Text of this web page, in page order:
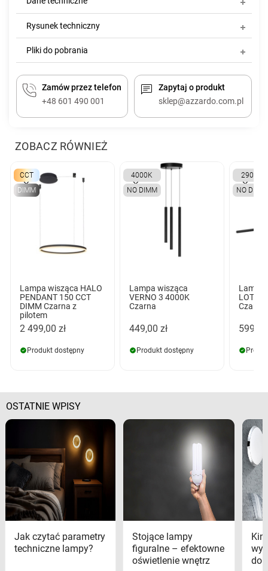
Rysunek techniczny
Pliki do pobrania
Zamów przez telefon
+48 601 490 001
Zapytaj o produkt
sklep@azzardo.com.pl
ZOBACZ RÓWNIEŻ
CCT
DIMM
Lampa wisząca HALO
PENDANT 150 CCT
DIMM Czarna z
pilotem
2 499,00 zł
Produkt dostępny
4000K
NO DIMM
Lampa wisząca
VERNO 3 4000K
Czarna
449,00 zł
Produkt dostępny
2900K
NO DIMM
Lampa
Czarna
599,00
OSTATNIE WPISY
Jak czytać parametry
techniczne lampy?
Stojące lampy
figuralne – efektowne
oświetlenie wnętrz